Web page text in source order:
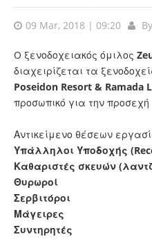
09 Mar, 2018 | 09:20 By
O ξενοδοχειακός όμιλος
διαχειρίζεται τα
Poseidon Resort & Ramada
προσωπικό για την
Αντικείμενο θέσεων
Υπάλληλοι Υποδοχής
Καθαριστές σκευών
Θυρωροί
Σερβιτόροι
Μάγειρες
Συντηρητές